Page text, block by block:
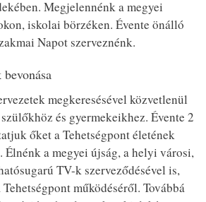
Megjelennénk a megyei
iskolai börzéken. Évente önálló
Napot szerveznénk.
megkeresésével közvetlenül
és gyermekeikhez. Évente 2
őket a Tehetségpont életének
Élnénk a megyei újság, a helyi városi,
TV-k szerveződésével is,
működéséről. Továbbá